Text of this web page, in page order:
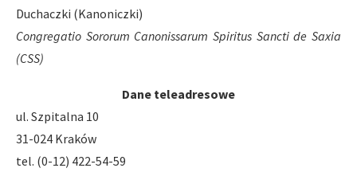
Duchaczki (Kanoniczki)
Congregatio Sororum Canonissarum Spiritus Sancti de Saxia
(CSS)
Dane teleadresowe
ul. Szpitalna 10
31-024 Kraków
tel. (0-12) 422-54-59